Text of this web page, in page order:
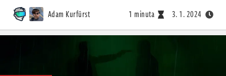
Adam Kurfürst 1 minuta 3. 1. 2024